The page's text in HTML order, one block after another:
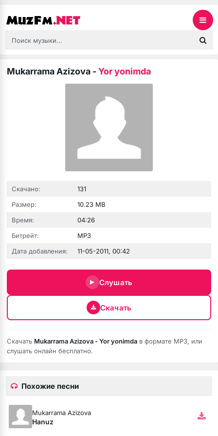
Mukarrama Azizova -Yor yonimda
Скачано:
131
Размер:
10.23 MB
Время:
04:26
Битрейт:
MP3
Дата добавления:
11-05-2011, 00:42
Слушать
Скачать
Скачать Mukarrama Azizova - Yor yonimda в формате MP3, или
слушать онлайн бесплатно.
Похожие песни
Mukarrama Azizova
Hanuz